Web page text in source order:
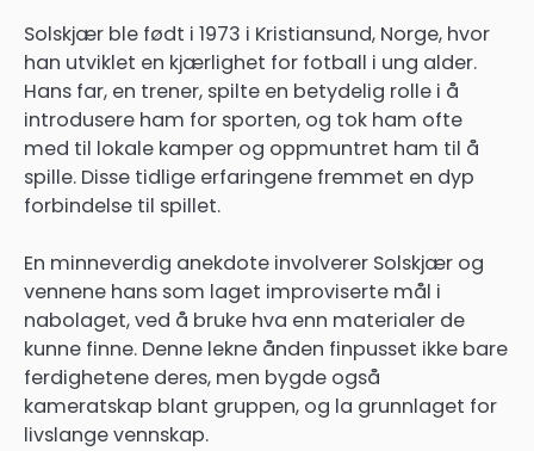
Solskjær ble født i 1973 i Kristiansund, Norge, hvor
han utviklet en kjærlighet for fotball i ung alder.
Hans far, en trener, spilte en betydelig rolle i å
introdusere ham for sporten, og tok ham ofte
med til lokale kamper og oppmuntret ham til å
spille. Disse tidlige erfaringene fremmet en dyp
forbindelse til spillet.
En minneverdig anekdote involverer Solskjær og
vennene hans som laget improviserte mål i
nabolaget, ved å bruke hva enn materialer de
kunne finne. Denne lekne ånden finpusset ikke bare
ferdighetene deres, men bygde også
kameratskap blant gruppen, og la grunnlaget for
livslange vennskap.